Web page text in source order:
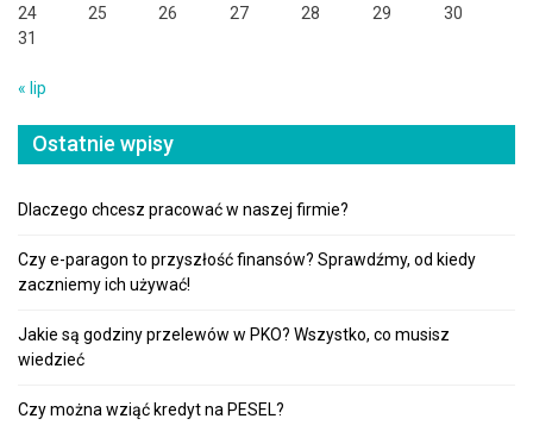
24
25 26 27 28 29
30
31
« lip
Ostatnie wpisy
Dlaczego chcesz pracować w naszej firmie?
Czy e-paragon to przyszłość finansów? Sprawdźmy, od kiedy
zaczniemy ich używać!
Jakie są godziny przelewów w PKO? Wszystko, co musisz
wiedzieć
Czy można wziąć kredyt na PESEL?